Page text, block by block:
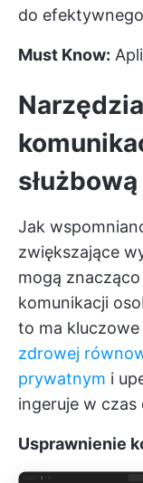
do
Must Know:
służbową
Jak
zwiększające
mogą
komunikacji
to ma
zdrowej
prywatnym i
ingeruje w czas
Usprawnienie